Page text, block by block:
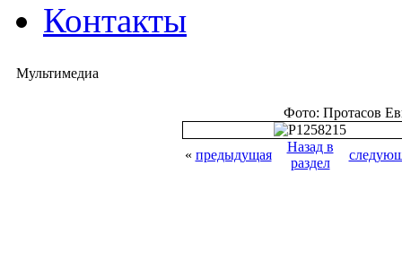
Контакты
Мультимедиа
Фото: Протасов
« предыдущая
Назад в
раздел